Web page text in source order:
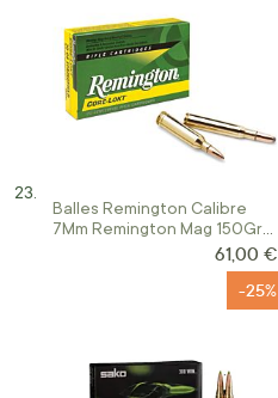
Balles Remington Calibre
7Mm Remington Mag 150Gr
61,00 €
-25%